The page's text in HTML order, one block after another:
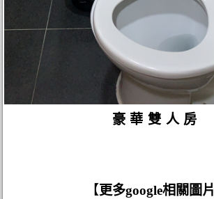
豪華雙人房
【更多google相關圖片